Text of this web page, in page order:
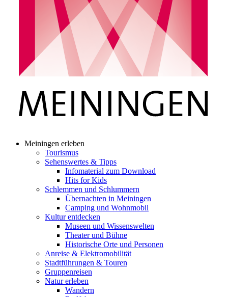
Meiningen erleben
Tourismus
Sehenswertes & Tipps
Infomaterial zum Download
Hits for Kids
Schlemmen und Schlummern
Übernachten in Meiningen
Camping und Wohnmobil
Kultur entdecken
Museen und Wissenswelten
Theater und Bühne
Historische Orte und Personen
Anreise & Elektromobilität
Stadtführungen & Touren
Gruppenreisen
Natur erleben
Wandern